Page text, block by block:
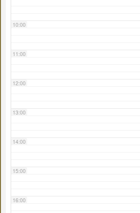
10:00
11:00
12:00
13:00
14:00
15:00
16:00